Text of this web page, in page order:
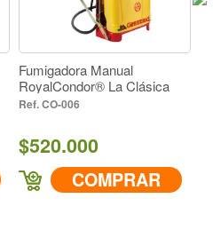
Fumigadora Manual
RoyalCondor® La Clásica
Versión Cafetera
CO-006
$520.000
COMPRAR